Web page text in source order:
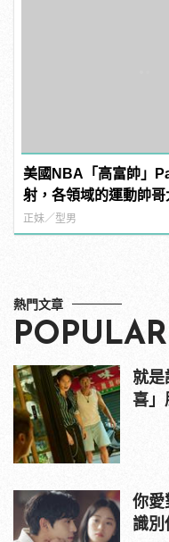
美國NBA「高富帥」
射，各領域的運動帥哥
正妹／型男
熱門文章
POPULAR
就是
喜」
你愛
識別